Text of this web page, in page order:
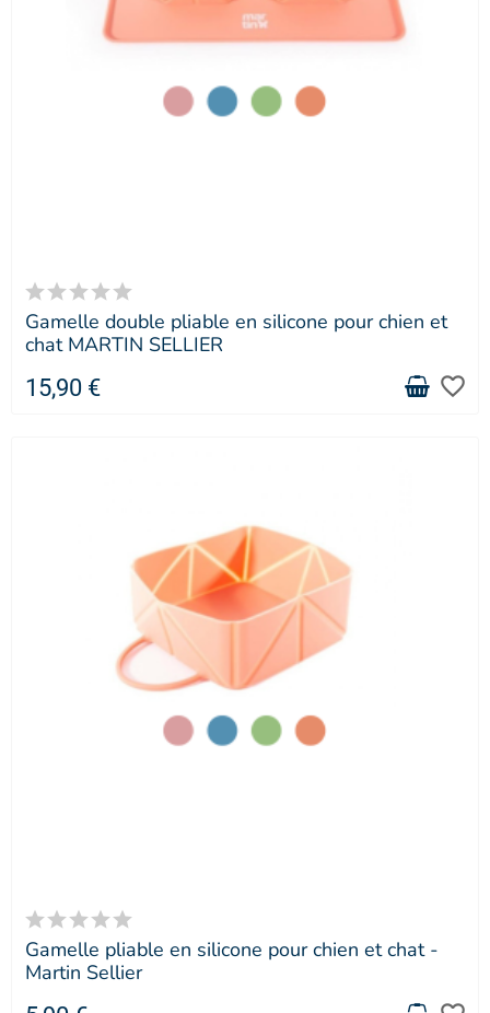
Gamelle double pliable en silicone pour chien et
chat MARTIN SELLIER
15,90 € favorite_border
Gamelle pliable en silicone pour chien et chat -
Martin Sellier